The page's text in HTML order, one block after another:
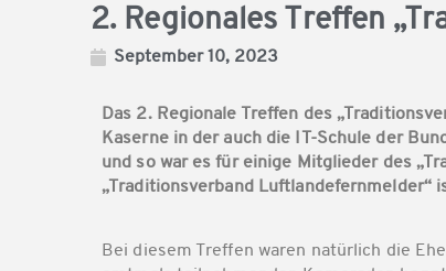
2. Regionales Treffen
September 10, 2023
Das 2. Regionale Treffen des
Kaserne in der auch die IT-Schule der
und so war es für einige Mitglieder des
„Traditionsverband Luftlandefernmelder“
Bei diesem Treffen waren natürlich die